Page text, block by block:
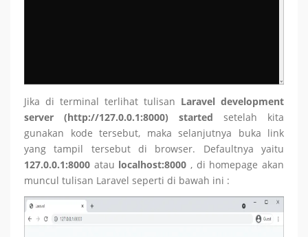
Jika di terminal terlihat tulisan Laravel development
server (http://127.0.0.1:8000) started setelah kita
gunakan kode tersebut, maka selanjutnya buka link
yang tampil tersebut di browser. Defaultnya yaitu
127.0.0.1:8000 atau localhost:8000 , di homepage akan
muncul tulisan Laravel seperti di bawah ini :